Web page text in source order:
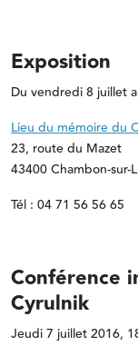
Exposition
Du vendredi 8 juillet
Lieu du mémoire du
23, route du Mazet
43400 Chambon-sur-
Tél : 04 71 56 56 65
Conférence
Cyrulnik
Jeudi 7 juillet 2016,